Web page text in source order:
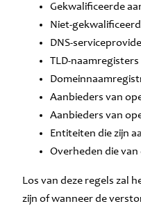
Gekwalificeerde
Niet-
DNS-
TLD-
Aanbieders van
Aanbieders van
Entiteiten die zijn
Overheden die
Los van deze regels zal
zijn of wanneer de